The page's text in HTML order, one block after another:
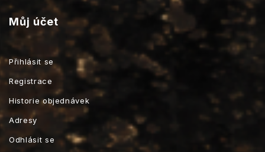
Můj účet
Přihlásit se
Registrace
Historie objednávek
Adresy
Odhlásit se